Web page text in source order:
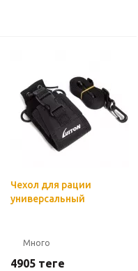
Чехол для рации
универсальный
Много
4905 теңге